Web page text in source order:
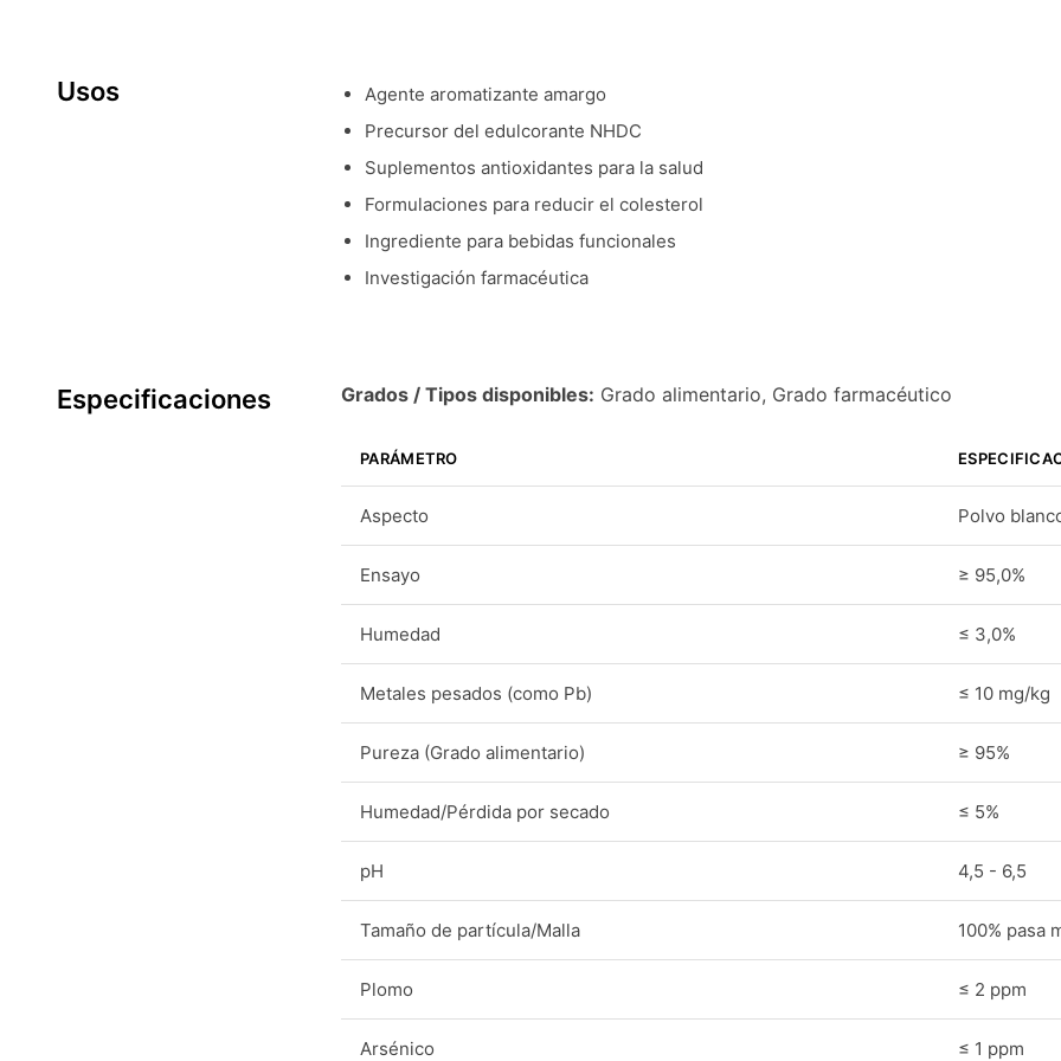
Usos
Agente aromatizante amargo
Precursor del edulcorante NHDC
Suplementos antioxidantes para la salud
Formulaciones para reducir el colesterol
Ingrediente para bebidas funcionales
Investigación farmacéutica
Especificaciones Grados / Tipos disponibles: Grado alimentario, Grado farmacéutico
PARÁMETRO
Aspecto Polvo
Ensayo ≥ 95,0%
Humedad ≤ 3,0%
Metales pesados (como Pb) ≤ 10 mg/kg
Pureza (Grado alimentario) ≥ 95%
Humedad/Pérdida por secado ≤ 5%
pH 4,5 - 6,5
Tamaño de partícula/Malla 100% pasa
Plomo ≤ 2 ppm
Arsénico ≤ 1 ppm